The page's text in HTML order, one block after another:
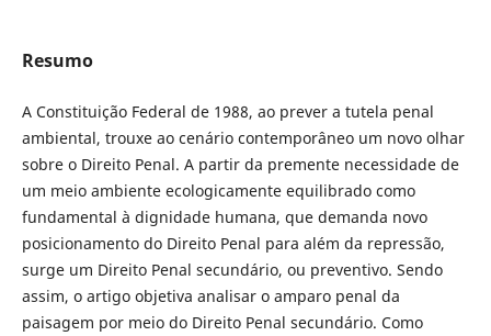
Resumo
A Constituição Federal de 1988, ao prever a tutela penal
ambiental, trouxe ao cenário contemporâneo um novo olhar
sobre o Direito Penal. A partir da premente necessidade de
um meio ambiente ecologicamente equilibrado como
fundamental à dignidade humana, que demanda novo
posicionamento do Direito Penal para além da repressão,
surge um Direito Penal secundário, ou preventivo. Sendo
assim, o artigo objetiva analisar o amparo penal da
paisagem por meio do Direito Penal secundário. Como